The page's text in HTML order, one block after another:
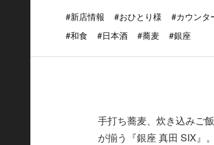
#新店情報 #おひとり様 #カウンタ
#和食
#日本酒 #蕎麦 #銀座
手打ち蕎麦、炊き込みご
が揃う『銀座 真田 SIX』。